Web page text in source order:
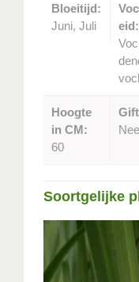
Bloeitijd:
Juni, Juli
eid:
Hoogte
in CM:
60
Nee
Soortgelijke